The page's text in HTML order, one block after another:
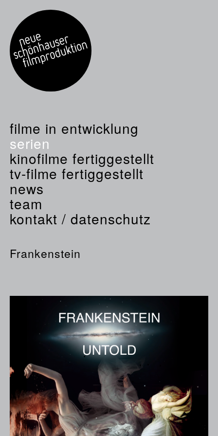
filme in entwicklung
serien
kinofilme fertiggestellt
tv-filme fertiggestellt
news
team
kontakt / datenschutz
Frankenstein